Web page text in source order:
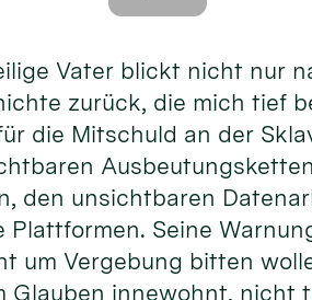
Vater blickt nicht nur
zurück, die mich tief
die Mitschuld an der
den unsichtbaren
Plattformen. Seine
um Vergebung bitten
Glauben innewohnt, nicht